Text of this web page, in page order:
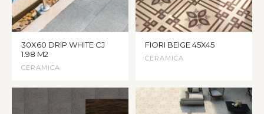
30X60 DRIP WHITE CJ
1.98 M2
CERAMICA
FIORI BEIGE 45X45
CERAMICA